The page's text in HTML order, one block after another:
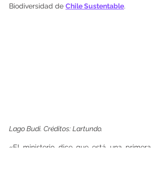
Biodiversidad de Chile Sustentable.
Lago Budi. Créditos: Lartundo.
«El ministerio dice que está una primera